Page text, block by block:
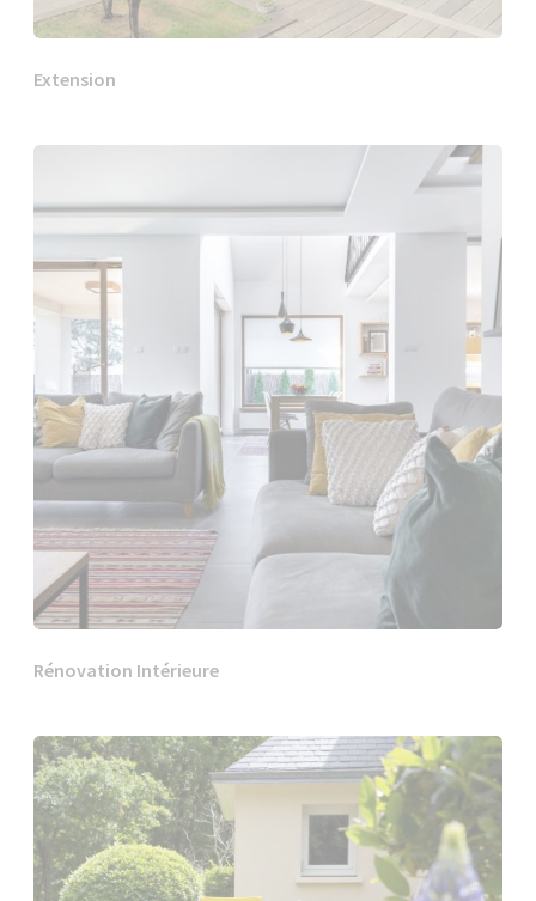
Extension
Rénovation Intérieure